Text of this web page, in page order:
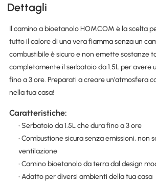
Dettagli
Il camino a bioetanolo HOMCOM è la scelta
tutto il calore di una vera fiamma senza un
combustibile è sicuro e non emette sostanze
completamente il serbatoio da 1.5L per avere
fino a 3 ore. Preparati a creare un'atmosfera
nella tua casa!
Caratteristiche:
• Serbatoio da 1.5L che dura fino a 3 ore
• Combustione sicura senza emissioni, non
ventilazione
• Camino bioetanolo da terra dal design
• Adatto per diversi ambienti della tua casa